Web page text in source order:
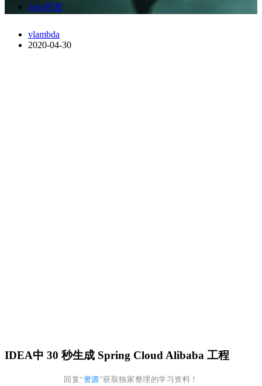
Java开发
vlambda
2020-04-30
IDEA中 30 秒生成 Spring Cloud Alibaba 工程
回复“ 资源”获取独家整理的学习资料！